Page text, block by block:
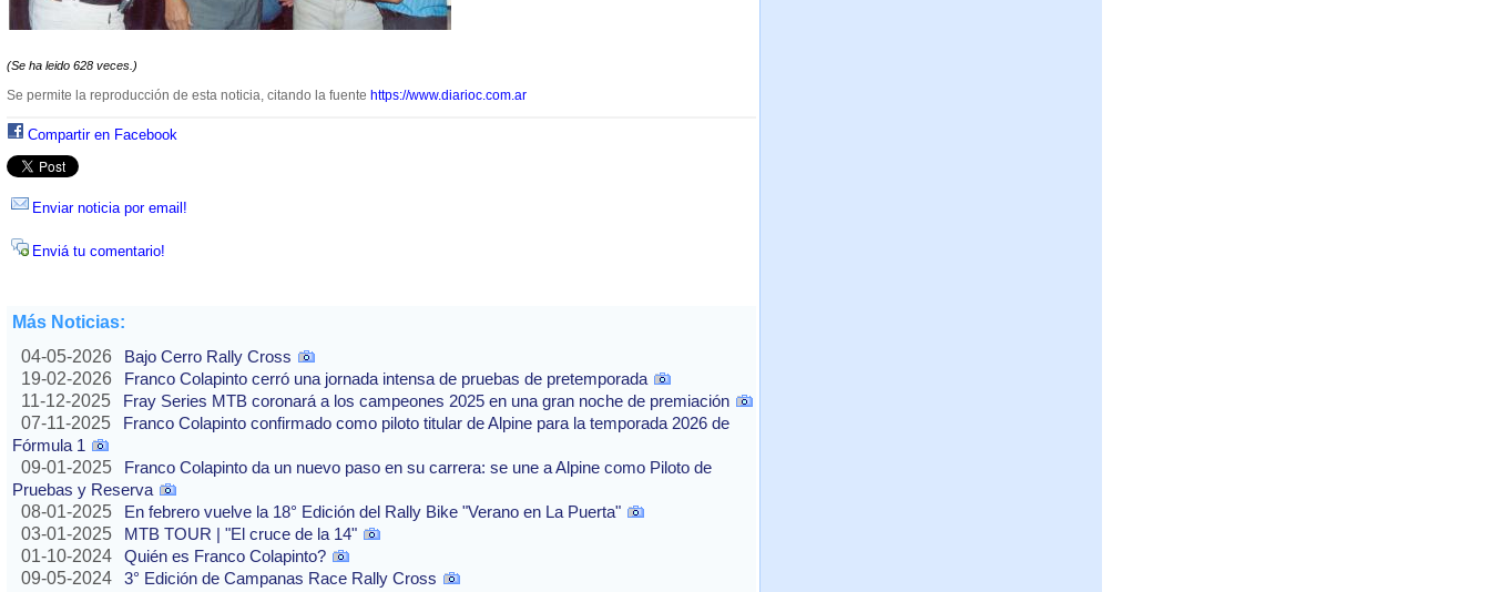
(Se ha leido 628 veces.)
Se permite la reproducción de esta noticia, citando la fuente https://www.diarioc.com.ar
Compartir en Facebook
Enviar noticia por email!
Enviá tu comentario!
Más Noticias:
04-05-2026
Bajo Cerro Rally Cross
19-02-2026
Franco Colapinto cerró una jornada intensa de pruebas de pretemporada
11-12-2025
Fray Series MTB coronará a los campeones 2025 en una gran noche de premiación
07-11-2025
Franco Colapinto confirmado como piloto titular de Alpine para la temporada 2026 de
Fórmula 1
09-01-2025
Franco Colapinto da un nuevo paso en su carrera: se une a Alpine como Piloto de
Pruebas y Reserva
08-01-2025
En febrero vuelve la 18° Edición del Rally Bike "Verano en La Puerta"
03-01-2025
MTB TOUR | "El cruce de la 14"
01-10-2024
Quién es Franco Colapinto?
09-05-2024
3° Edición de Campanas Race Rally Cross